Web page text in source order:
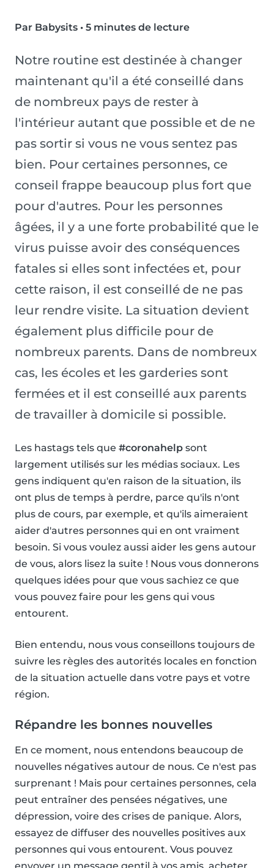
Par Babysits • 5 minutes de lecture
Notre routine est destinée à changer
maintenant qu'il a été conseillé dans
de nombreux pays de rester à
l'intérieur autant que possible et de ne
pas sortir si vous ne vous sentez pas
bien. Pour certaines personnes, ce
conseil frappe beaucoup plus fort que
pour d'autres. Pour les personnes
âgées, il y a une forte probabilité que le
virus puisse avoir des conséquences
fatales si elles sont infectées et, pour
cette raison, il est conseillé de ne pas
leur rendre visite. La situation devient
également plus difficile pour de
nombreux parents. Dans de nombreux
cas, les écoles et les garderies sont
fermées et il est conseillé aux parents
de travailler à domicile si possible.
Les hastags tels que #coronahelp sont
largement utilisés sur les médias sociaux. Les
gens indiquent qu'en raison de la situation, ils
ont plus de temps à perdre, parce qu'ils n'ont
plus de cours, par exemple, et qu'ils aimeraient
aider d'autres personnes qui en ont vraiment
besoin. Si vous voulez aussi aider les gens autour
de vous, alors lisez la suite ! Nous vous donnerons
quelques idées pour que vous sachiez ce que
vous pouvez faire pour les gens qui vous
entourent.
Bien entendu, nous vous conseillons toujours de
suivre les règles des autorités locales en fonction
de la situation actuelle dans votre pays et votre
région.
Répandre les bonnes nouvelles
En ce moment, nous entendons beaucoup de
nouvelles négatives autour de nous. Ce n'est pas
surprenant ! Mais pour certaines personnes, cela
peut entraîner des pensées négatives, une
dépression, voire des crises de panique. Alors,
essayez de diffuser des nouvelles positives aux
personnes qui vous entourent. Vous pouvez